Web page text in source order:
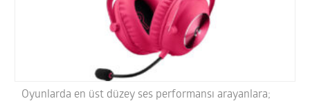
Oyunlarda en üst düzey ses performansı arayanlara;